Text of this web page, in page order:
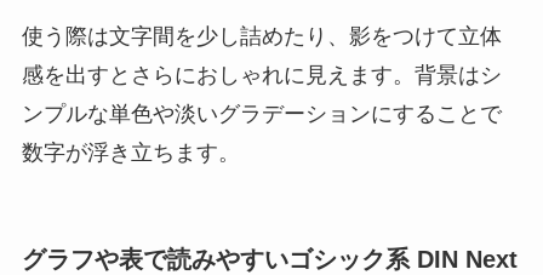
使う際は文字間を少し詰めたり、影をつけて立体
感を出すとさらにおしゃれに見えます。背景はシ
ンプルな単色や淡いグラデーションにすることで
数字が浮き立ちます。
グラフや表で読みやすいゴシック系 DIN Next